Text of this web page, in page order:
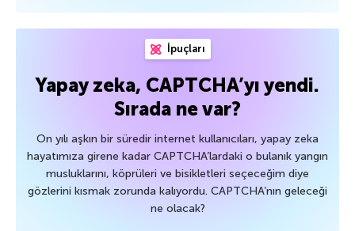
İpuçları
Yapay zeka, CAPTCHA’yı yendi.
Sırada ne var?
On yılı aşkın bir süredir internet kullanıcıları, yapay zeka
hayatımıza girene kadar CAPTCHA’lardaki o bulanık yangın
musluklarını, köprüleri ve bisikletleri seçeceğim diye
gözlerini kısmak zorunda kalıyordu. CAPTCHA’nın geleceği
ne olacak?